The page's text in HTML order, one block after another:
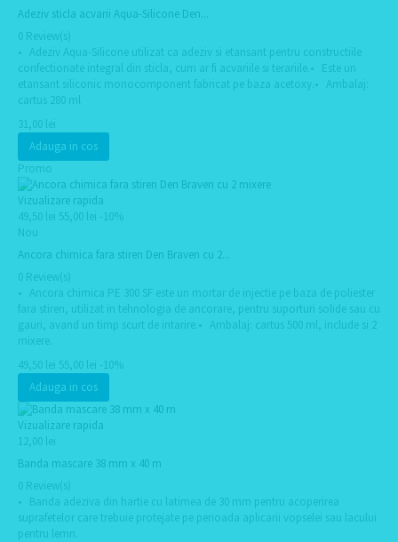
Adeziv sticla acvarii Aqua-Silicone Den...
0 Review(s)
• Adeziv Aqua-Silicone utilizat ca adeziv si etansant pentru constructiile
confectionate integral din sticla, cum ar fi acvariile si terariile.• Este un
etansant siliconic monocomponent fabricat pe baza acetoxy.• Ambalaj:
cartus 280 ml
31,00 lei
Adauga in cos
Promo
Vizualizare rapida
49,50 lei 55,00 lei -10%
Nou
Ancora chimica fara stiren Den Braven cu 2...
0 Review(s)
• Ancora chimica PE 300 SF este un mortar de injectie pe baza de poliester
fara stiren, utilizat in tehnologia de ancorare, pentru suporturi solide sau cu
gauri, avand un timp scurt de intarire.• Ambalaj: cartus 500 ml, include si 2
mixere.
49,50 lei 55,00 lei -10%
Adauga in cos
Vizualizare rapida
12,00 lei
Banda mascare 38 mm x 40 m
0 Review(s)
• Banda adeziva din hartie cu latimea de 30 mm pentru acoperirea
suprafetelor care trebuie protejate pe perioada aplicarii vopselei sau lacului
pentru lemn.